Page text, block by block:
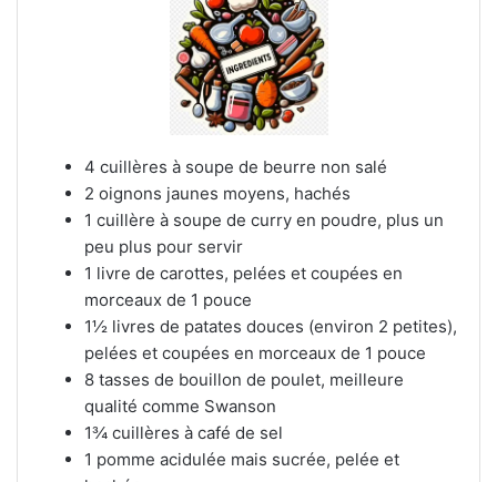
4 cuillères à soupe de beurre non salé
2 oignons jaunes moyens, hachés
1 cuillère à soupe de curry en poudre, plus un
peu plus pour servir
1 livre de carottes, pelées et coupées en
morceaux de 1 pouce
1½ livres de patates douces (environ 2 petites),
pelées et coupées en morceaux de 1 pouce
8 tasses de bouillon de poulet, meilleure
qualité comme Swanson
1¾ cuillères à café de sel
1 pomme acidulée mais sucrée, pelée et